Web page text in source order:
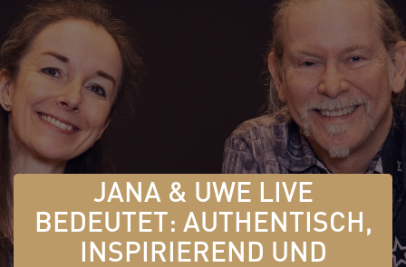
JANA & UWE LIVE
BEDEUTET: AUTHENTISCH,
INSPIRIEREND UND